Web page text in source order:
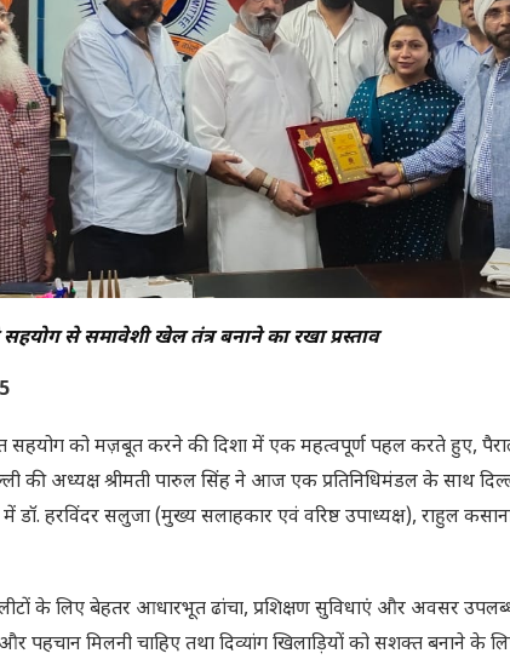
से समावेशी खेल तंत्र बनाने का रखा प्रस्ताव
सहयोग को मज़बूत करने की दिशा में एक महत्वपूर्ण पहल करते हुए,
की अध्यक्ष श्रीमती पारुल सिंह ने आज एक प्रतिनिधिमंडल के साथ
डॉ. हरविंदर सलुजा (मुख्य सलाहकार एवं वरिष्ठ उपाध्यक्ष), राहुल
के लिए बेहतर आधारभूत ढांचा, प्रशिक्षण सुविधाएं और अवसर
पहचान मिलनी चाहिए तथा दिव्यांग खिलाड़ियों को सशक्त बनाने के